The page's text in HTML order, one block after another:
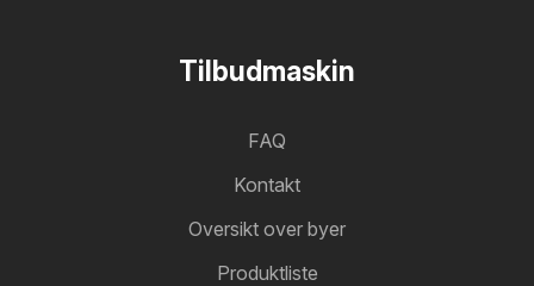
Tilbudmaskin
FAQ
Kontakt
Oversikt over byer
Produktliste